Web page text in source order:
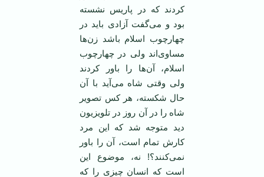
کردند که در پاریس نشسته
بود و می‌گفت آزادی باید در
چهارچوب اسلام باشد زن‌ها
مساوی‌اند ولی در چهارچوب
اسلام، آن‌ها را باور کردند
ولی وقتی شاه می‌آید با آن
حال شکسته، هر کس تصویر
شاه را در آن روز در تلویزیون
دید متوجه شد که این مرد
کارش تمام است، آن را باور
نمی‌کنند؟! نه، موضوع این
است که انسان چیزی را که